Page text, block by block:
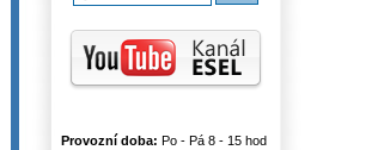
Provozní doba: Po - Pá 8 - 15 hod